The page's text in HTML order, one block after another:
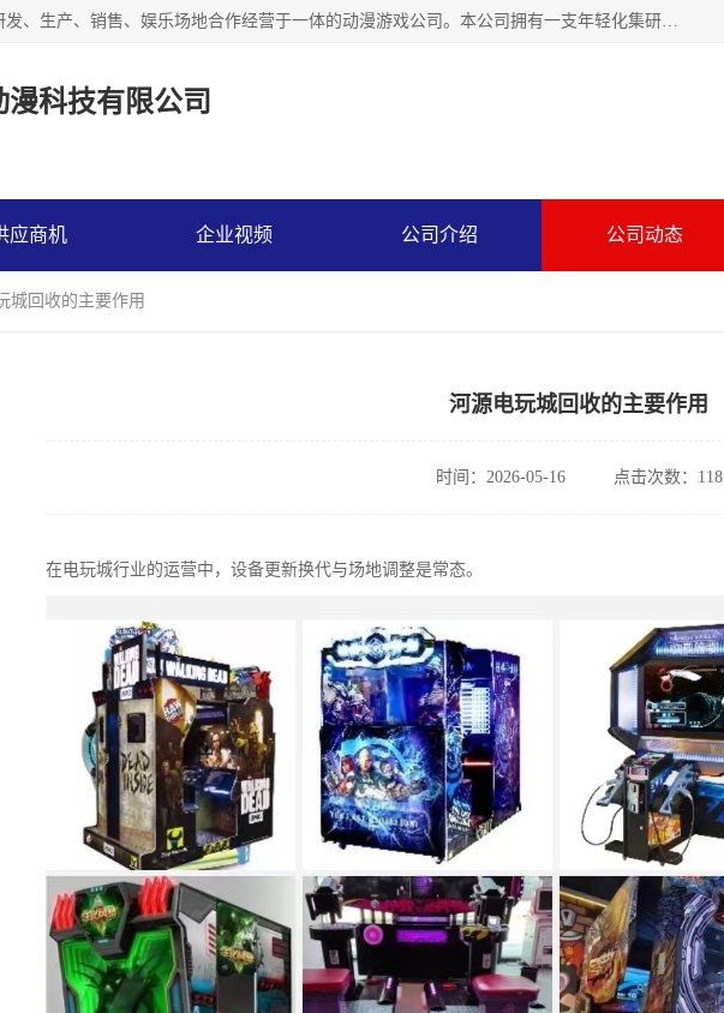
广州华耀动漫科技有限公司是一家集研发、生产、销售、娱乐场地合作经营于一体的动漫游戏公司。本公司拥有一支年轻化集研发生产到售后服务的队伍，及时地为客户提供、赚钱的产品。本公司以雄厚的实力、合理的价格、优良的服务与多家企业建立了长期的合作关系。热诚欢迎各界前来参观、考察、洽谈业务。目前公司经营的产品有：各种捕渔游戏机系列，大型模拟机系列、轮盘机系列、连线机系列、框体机系列、玛莉机系列等。
漫科技有限公司
应商机 企业视频 公司介绍 公司动态
城回收的主要作用
河源电玩城回收的主要作用
时间：2026-05-16 点击次数：118
在电玩城行业的运营中，设备更新换代与场地调整是常态。